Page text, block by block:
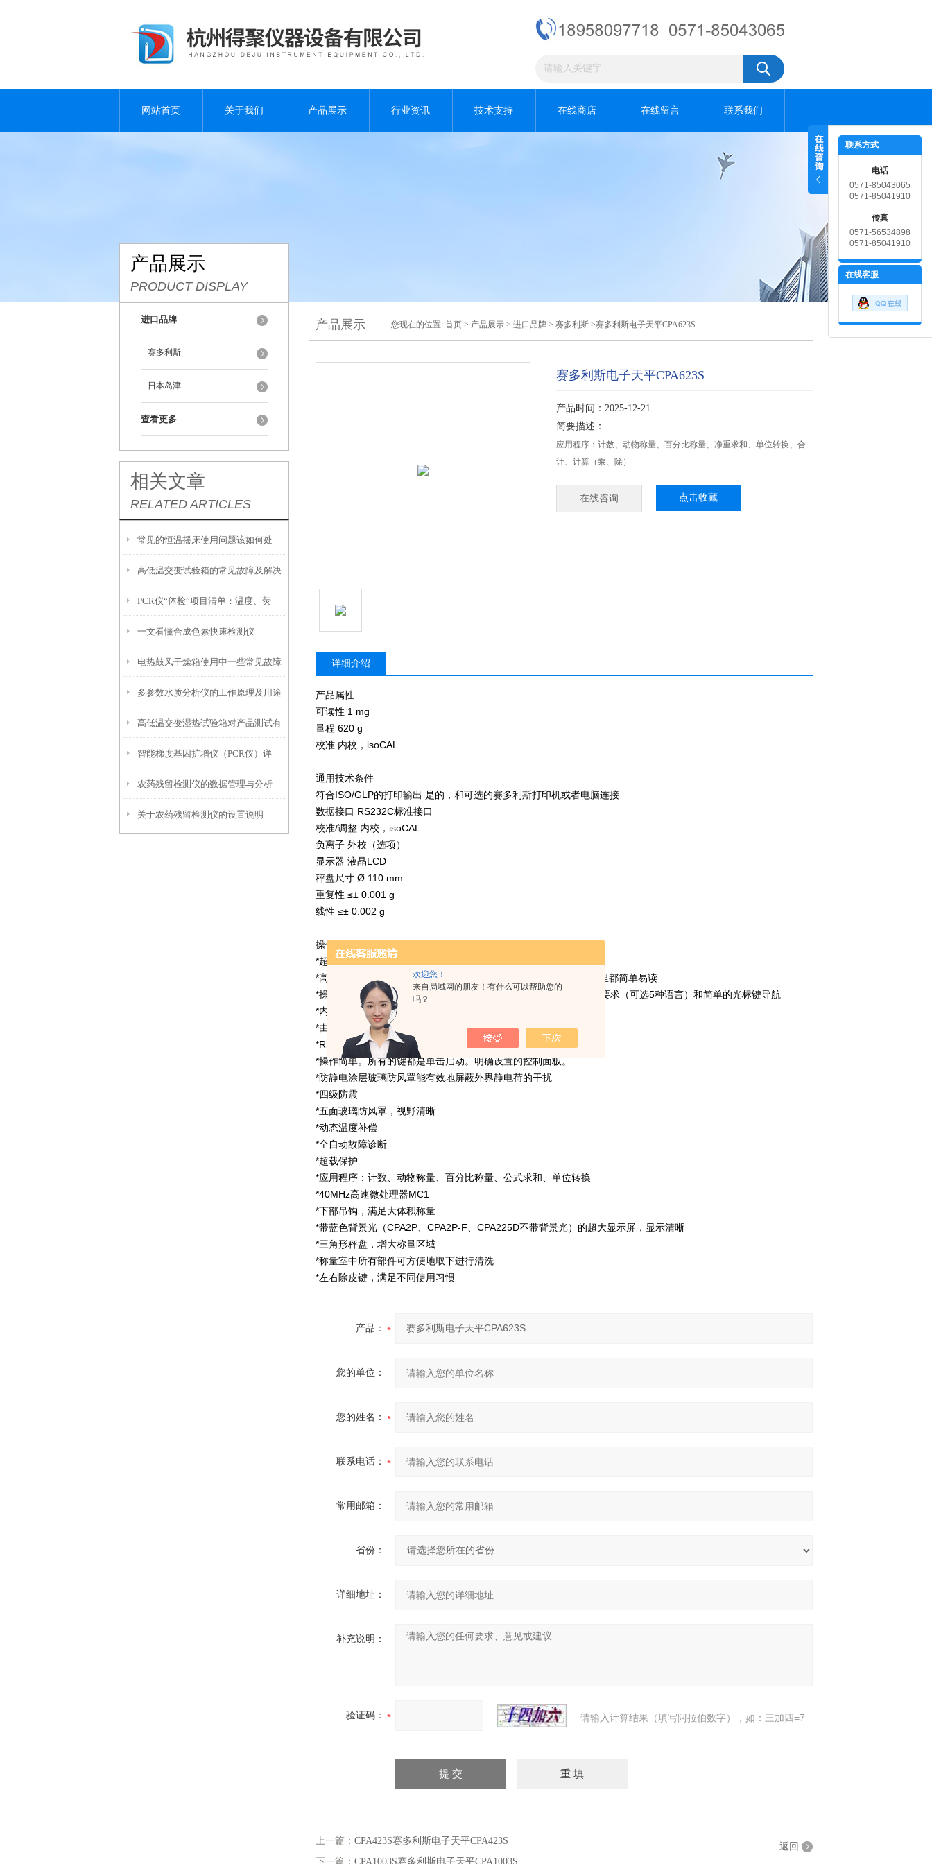
欢迎您！
来自局域网的朋友！有什么可以帮助您的
吗？
网站首页 关于我们 产品展示 行业资讯 技术支持 在线商店 在线留言 联系我们
产品展示
PRODUCT DISPLAY
进口品牌
赛多利斯
日本岛津
查看更多
相关文章
RELATED ARTICLES
常见的恒温摇床使用问题该如何处
理？
高低温交变试验箱的常见故障及解决
方法
PCR仪“体检”项目清单：温度、荧
光、加热盖三项年度校准要点
一文看懂合成色素快速检测仪
电热鼓风干燥箱使用中一些常见故障
分析
多参数水质分析仪的工作原理及用途
高低温交变湿热试验箱对产品测试有
哪些优势？
智能梯度基因扩增仪（PCR仪）详
解：核心优势、应用场景及科学选购
指南
农药残留检测仪的数据管理与分析
关于农药残留检测仪的设置说明
产品展示 您现在的位置: 首页 > 产品展示 > 进口品牌 > 赛多利斯 >赛多利斯电子天平CPA623S
赛多利斯电子天平CPA623S
产品时间：2025-12-21
简要描述：
应用程序：计数、动物称量、百分比称量、净重求和、单位转换、合
计、计算（乘、除）
在线咨询 点击收藏
详细介绍
产品属性
可读性 1 mg
量程 620 g
校准 内校，isoCAL
通用技术条件
符合ISO/GLP的打印输出 是的，和可选的赛多利斯打印机或者电脑连接
数据接口 RS232C标准接口
校准/调整 内校，isoCAL
负离子 外校（选项）
显示器 液晶LCD
秤盘尺寸 Ø 110 mm
重复性 ≤± 0.001 g
线性 ≤± 0.002 g
操作特性
*超级单体传感器
*高对比度带背景光显示屏，15mm字符高度；任何光照条件的房间里都简单易读
*操作理念：简单易懂的菜单文字提示，指导您方便地配置个人具体要求（可选5种语言）和简单的光标键导航
*内置、电机驱动校准砝码：一键操作
*由时间和温度触发的全自动校准和调整功能isoCAL
*RS-232C双向接口；可选赛多利斯电缆连接天平和USB接口
*操作简单。所有的键都是单击启动。明确设置的控制面板。
*防静电涂层玻璃防风罩能有效地屏蔽外界静电荷的干扰
*四级防震
*五面玻璃防风罩，视野清晰
*动态温度补偿
*全自动故障诊断
*超载保护
*应用程序：计数、动物称量、百分比称量、公式求和、单位转换
*40MHz高速微处理器MC1
*下部吊钩，满足大体积称量
*带蓝色背景光（CPA2P、CPA2P-F、CPA225D不带背景光）的超大显示屏，显示清晰
*三角形秤盘，增大称量区域
*称量室中所有部件可方便地取下进行清洗
*左右除皮键，满足不同使用习惯
产品：
您的单位：
您的姓名：
联系电话：
常用邮箱：
省份：
详细地址：
补充说明：
验证码： 请输入计算结果（填写阿拉伯数字），如：三加四=7
上一篇： CPA423S赛多利斯电子天平CPA423S
下一篇： CPA1003S赛多利斯电子天平CPA1003S
返回
联系方式
电话
0571-85043065
0571-85041910
传真
0571-56534898
0571-85041910
在线客服